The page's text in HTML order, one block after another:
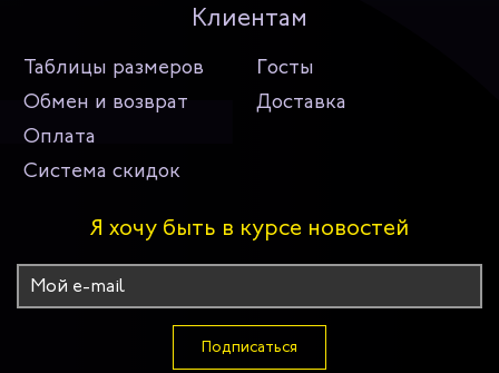
Клиентам
Таблицы размеров
Госты
Обмен и возврат
Доставка
Оплата
Система скидок
Я хочу быть в курсе новостей
Подписаться